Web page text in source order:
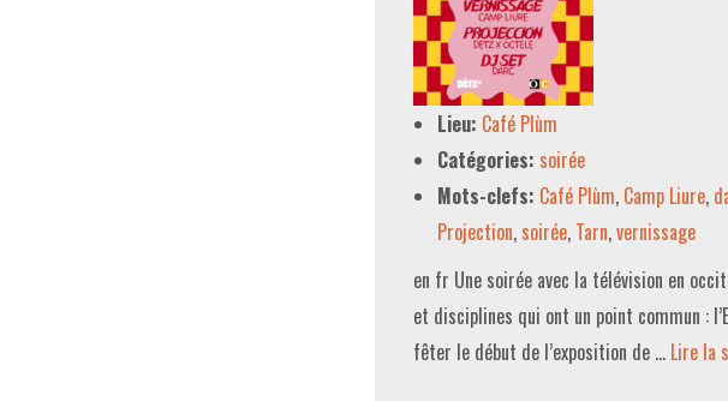
Lieu: Café Plùm
Catégories: soirée
Mots-clefs: Café Plùm, Camp Liure,
Projection, soirée, Tarn,vernissage
en fr Une soirée avec la télévision en
et disciplines qui ont un point commun :
fêter le début de l’exposition de … Lire la